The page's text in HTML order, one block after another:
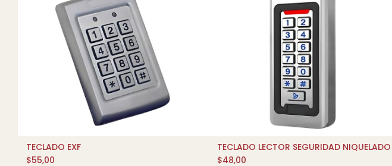
Lo Nuevo
Descuentos
Tienda
Más Vendidos
Diseño Personalizado
TECLADO EXF
$55,00
AÑADIR AL CARRITO
TECLADO LECTOR SEGURIDAD NIQUELADO
$48,00
Lo Nuevo
Descuentos
Más Vendidos
Diseño Personalizado